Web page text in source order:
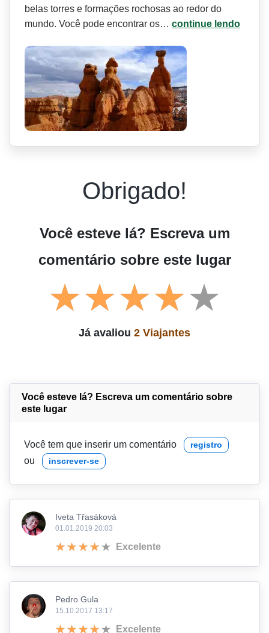
belas torres e formações rochosas ao redor do
mundo. Você pode encontrar os… continue lendo
Obrigado!
Você esteve lá? Escreva um
comentário sobre este lugar
Já avaliou 2 Viajantes
Você esteve lá? Escreva um comentário sobre
este lugar
Você tem que inserir um comentário registro
ou inscrever-se
Iveta Třasáková
01.01.2019 20:03
Excelente
Pedro Gula
15.10.2017 13:17
Excelente